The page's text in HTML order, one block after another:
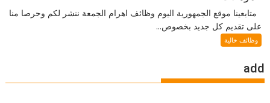
متابعينا موقع الجمهورية اليوم وظائف اهرام الجمعة ننشر لكم وحرصا منا
على تقديم كل جديد بخصوص...
وظائف خالية
add